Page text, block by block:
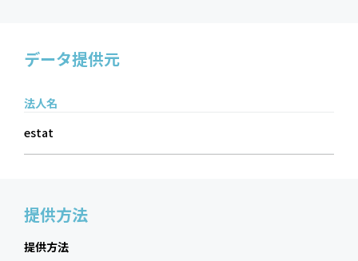
データ提供元
法人名
estat
提供方法
提供方法